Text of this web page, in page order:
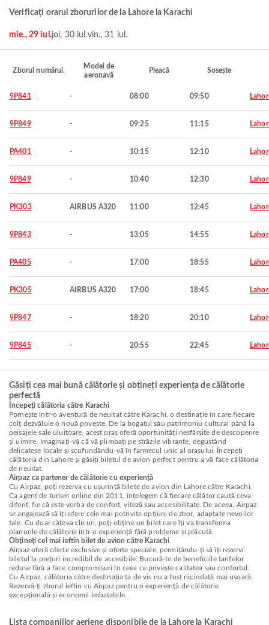
Verificați orarul zborurilor de la Lahore la Karachi
mie., 29 iul.joi, 30 iul.vin., 31 iul.
Zborul numărul.
Model de
aeronavă
Pleacă Sosește
9P841 - 08:00 09:50
9P849 - 09:25 11:15
PA401 - 10:15 12:10
9P849 - 10:40 12:30
PK303 AIRBUS A320 11:00 12:45
9P843 - 13:05 14:55
PA405 - 17:00 18:55
PK305 AIRBUS A320 17:00 18:45
9P847 - 18:20 20:10
9P845 - 20:55 22:45
Găsiți cea mai bună călătorie și obțineți experiența de călătorie
perfectă
Începeți călătoria către Karachi
Pornește într-o aventură de neuitat către Karachi, o destinație în care fiecare
colț dezvăluie o nouă poveste. De la bogatul său patrimoniu cultural până la
peisajele sale uluitoare, acest oraș oferă oportunități nesfârșite de descoperire
și uimire. Imaginați-vă că vă plimbați pe străzile vibrante, degustând
delicatese locale și scufundându-vă în farmecul unic al orașului. Începeți
călătoria din Lahore și găsiți biletul de avion perfect pentru a vă face călătoria
de neuitat.
Airpaz ca partener de călătorie cu experiență
Cu Airpaz, poți rezerva cu ușurință bilete de avion din Lahore către Karachi.
Ca agent de turism online din 2011, înțelegem că fiecare călător caută ceva
diferit, fie că este vorba de confort, viteză sau accesibilitate. De aceea, Airpaz
se angajează să îți ofere cele mai potrivite opțiuni de zbor, adaptate nevoilor
tale. Cu doar câteva clicuri, poți obține un bilet care îți va transforma
planurile de călătorie într-o experiență fără probleme și plăcută.
Obțineți cel mai ieftin bilet de avion către Karachi
Airpaz oferă oferte exclusive și oferte speciale, permițându-ți să îți rezervi
biletul la prețuri incredibil de accesibile. Bucură-te de beneficiile tarifelor
reduse fără a face compromisuri în ceea ce privește calitatea sau confortul.
Cu Airpaz, călătoria către destinația ta de vis nu a fost niciodată mai ușoară.
Rezervă-ți zborul ieftin cu Airpaz pentru o experiență de călătorie
excepțională și economii imbatabile.
Lista companiilor aeriene disponibile de la Lahore la Karachi